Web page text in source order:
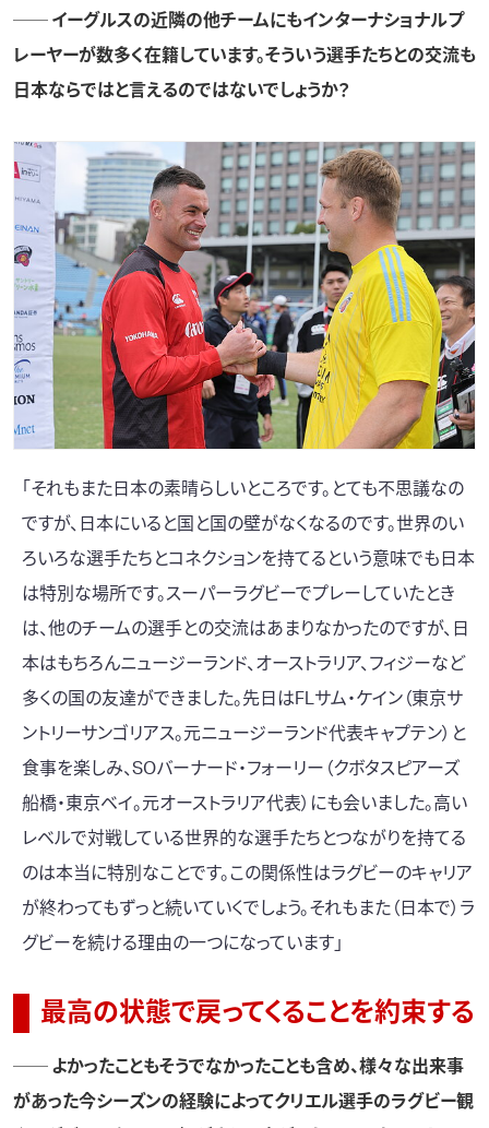
── イーグルスの近隣の他チームにもインターナショナルプ
レーヤーが数多く在籍しています。そういう選手たちとの交流も
日本ならではと言えるのではないでしょうか？
「それもまた日本の素晴らしいところです。とても不思議なの
ですが、日本にいると国と国の壁がなくなるのです。世界のい
ろいろな選手たちとコネクションを持てるという意味でも日本
は特別な場所です。スーパーラグビーでプレーしていたとき
は、他のチームの選手との交流はあまりなかったのですが、日
本はもちろんニュージーランド、オーストラリア、フィジーなど
多くの国の友達ができました。先日はFLサム・ケイン（東京サ
ントリーサンゴリアス。元ニュージーランド代表キャプテン）と
食事を楽しみ、SOバーナード・フォーリー（クボタスピアーズ
船橋・東京ベイ。元オーストラリア代表）にも会いました。高い
レベルで対戦している世界的な選手たちとつながりを持てる
のは本当に特別なことです。この関係性はラグビーのキャリア
が終わってもずっと続いていくでしょう。それもまた（日本で）ラ
グビーを続ける理由の一つになっています」
最高の状態で戻ってくることを約束する
── よかったこともそうでなかったことも含め、様々な出来事
があった今シーズンの経験によってクリエル選手のラグビー観